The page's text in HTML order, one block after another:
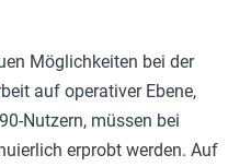
Möglichkeiten bei der
auf operativer Ebene,
Nutzern, müssen bei
erprobt werden. Auf